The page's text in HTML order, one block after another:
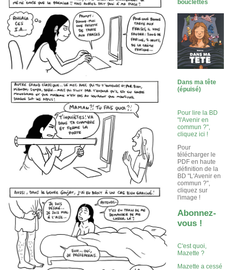
bouclettes
Dans ma tête
(épuisé)
Pour lire la BD
"l'Avenir en
commun ?",
cliquez ici !
Pour
télécharger le
PDF en haute
définition de la
BD "L'Avenir en
commun ?",
cliquez sur
l'image !
Abonnez-
vous !
C'est quoi,
Mazette ?
Mazette a cessé